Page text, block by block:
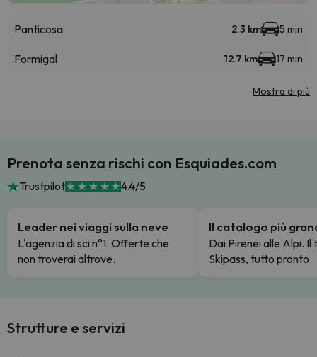
Panticosa 2.3 km 5 min
Formigal 12.7 km 17 min
Mostra di più
Prenota senza rischi con Esquiades.com
Trustpilot 4.4/5
Leader nei viaggi sulla neve
L'agenzia di sci n°1. Offerte che
non troverai altrove.
Il catalogo più
Dai Pirenei alle Alpi. Il
Skipass, tutto pronto.
Strutture e servizi